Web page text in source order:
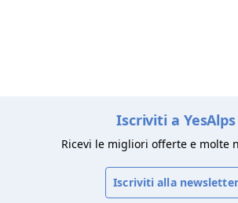
Iscriviti a YesAlps
Ricevi le migliori offerte e molte
Iscriviti alla newsletter